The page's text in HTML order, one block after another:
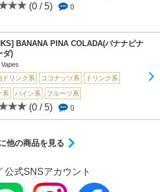
(0 / 5) 0
BANANA PINA COLADA(バナナピナ
ダ)
ドリンク系
ココナッツ系 ドリンク系
系 パイン系 フルーツ系
(0 / 5) 0
他の商品を見る
公式SNSアカウント